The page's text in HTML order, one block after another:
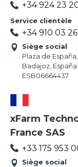
+34 924 23
Service clientèle
+34 910 03 26
Siège social
Plaza de
Badajoz, España
ESB06664437
xFarm
France SAS
+33 175 953
Siège social